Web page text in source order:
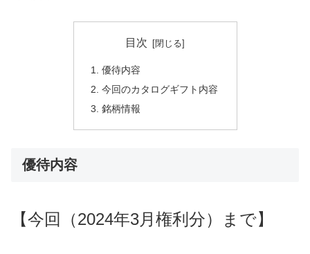
目次
優待内容
今回のカタログギフト内容
銘柄情報
優待内容
【今回 （2024年3月権利分）まで】